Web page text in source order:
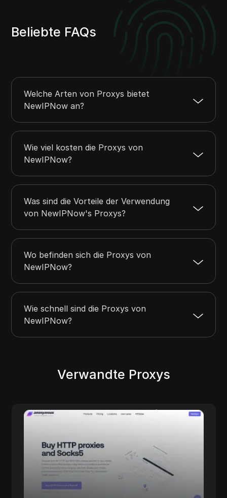
Beliebte FAQs
Welche Arten von Proxys bietet
NewIPNow an?
Wie viel kosten die Proxys von
NewIPNow?
Was sind die Vorteile der Verwendung
von NewIPNow's Proxys?
Wo befinden sich die Proxys von
NewIPNow?
Wie schnell sind die Proxys von
NewIPNow?
Verwandte Proxys
Zyte
Scraping-Plattform und eines erstklassigen
Datenlieferteams. Ihre Entwickler oder
unsere?